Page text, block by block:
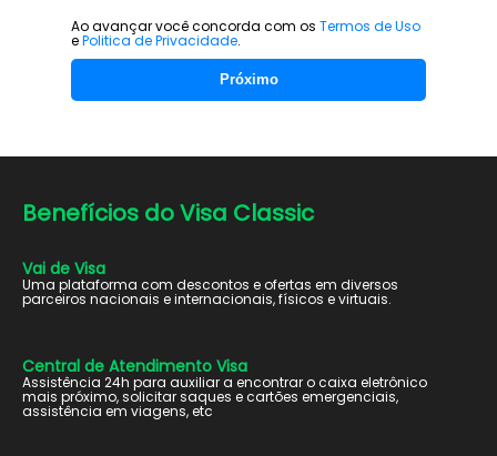
Ao avançar você concorda com os Termos de Uso
ePolitica de Privacidade.
Próximo
Benefícios doVisa Classic
Vai de Visa
Uma plataforma com descontos e ofertas em diversos
parceiros nacionais e internacionais, físicos e virtuais.
Central de Atendimento Visa
Assistência 24h para auxiliar a encontrar o caixa eletrônico
mais próximo, solicitar saques e cartões emergenciais,
assistência em viagens, etc